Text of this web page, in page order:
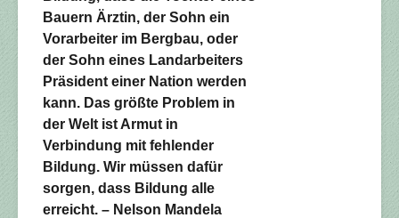
Bauern Ärztin, der Sohn ein
Vorarbeiter im Bergbau, oder
der Sohn eines Landarbeiters
Präsident einer Nation werden
kann. Das größte Problem in
der Welt ist Armut in
Verbindung mit fehlender
Bildung. Wir müssen dafür
sorgen, dass Bildung alle
erreicht. – Nelson Mandela